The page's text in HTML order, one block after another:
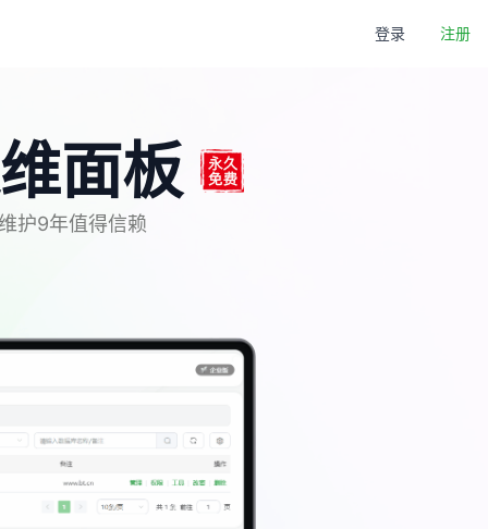
登录 注册
面板
护9年值得信赖